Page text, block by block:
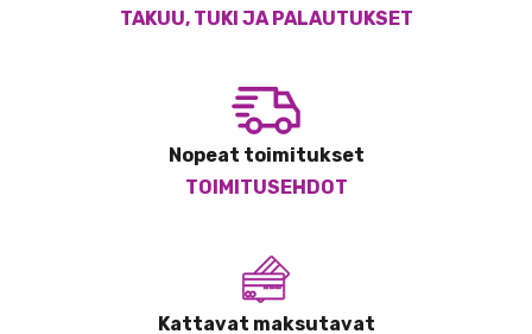
TAKUU, TUKI JA PALAUTUKSET
Nopeat toimitukset
TOIMITUSEHDOT
Kattavat maksutavat